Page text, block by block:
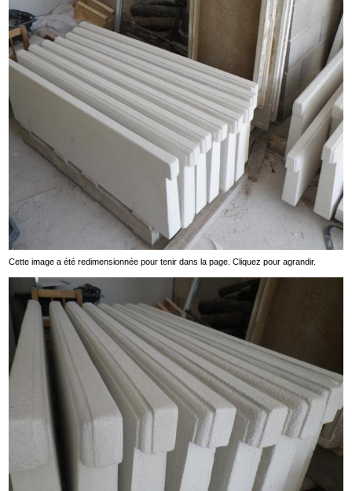
Cette image a été redimensionnée pour tenir dans la page. Cliquez pour agrandir.